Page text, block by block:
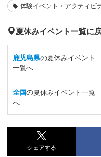
体験イベント・アクティビ
夏休みイベント一覧に
鹿児島県の夏休みイベント
一覧へ
全国の夏休みイベント一覧
へ
シェアする